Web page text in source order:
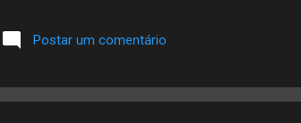
Postar um comentário